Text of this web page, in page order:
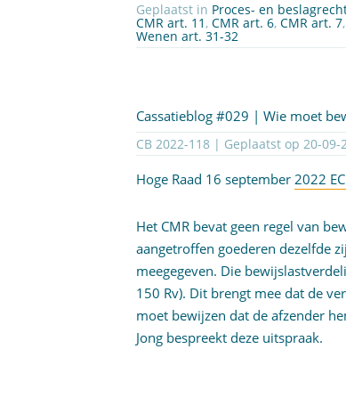
Geplaatst in Proces- en
CMR art. 11 ,CMR art. 6,CMR art. 7
Wenen art. 31-32
Cassatieblog #029 | Wie moet
CB 2022-118 | Geplaatst op20-09-
Hoge Raad 16 september2022
Het CMR bevat geen regel van
aangetroffen goederen dezelfde
meegegeven. Die
150 Rv). Dit brengt mee dat de
moet bewijzen dat de afzender
Jong bespreekt deze uitspraak.